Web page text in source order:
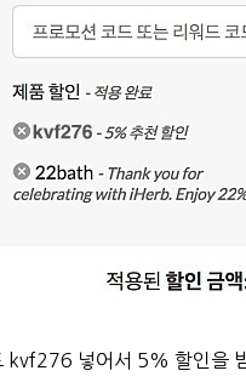
kvf276 넣어서 5% 할인을